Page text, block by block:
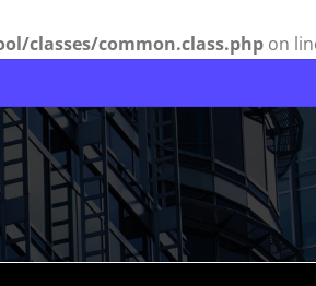
classes/common.class.php on